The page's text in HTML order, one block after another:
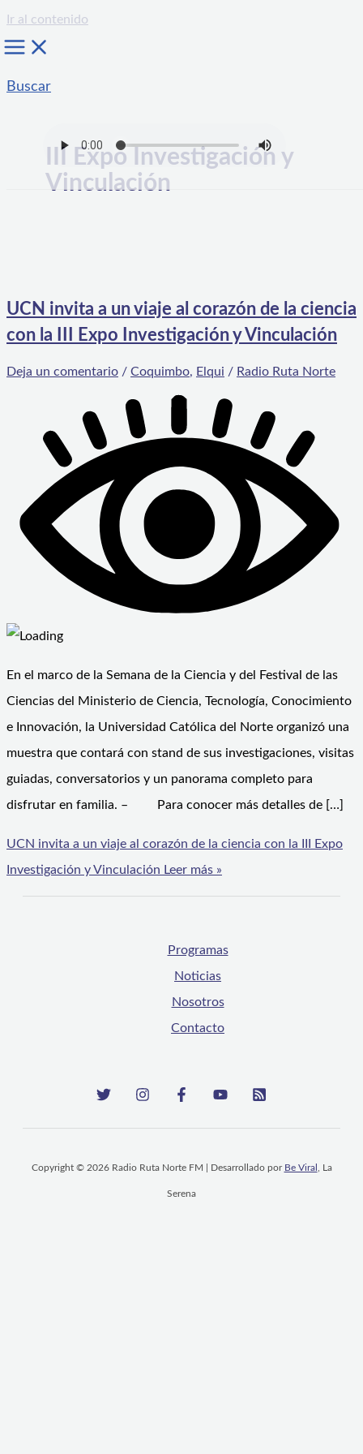
Ir al contenido
Buscar
III Expo Investigación y
Vinculación
UCN invita a un viaje al corazón de la ciencia
con la III Expo Investigación y Vinculación
Deja un comentario / Coquimbo, Elqui / Radio Ruta Norte
En el marco de la Semana de la Ciencia y del Festival de las
Ciencias del Ministerio de Ciencia, Tecnología, Conocimiento
e Innovación, la Universidad Católica del Norte organizó una
muestra que contará con stand de sus investigaciones, visitas
guiadas, conversatorios y un panorama completo para
disfrutar en familia. – Para conocer más detalles de […]
UCN invita a un viaje al corazón de la ciencia con la III Expo
Investigación y Vinculación Leer más »
Programas
Noticias
Nosotros
Contacto
Copyright © 2026 Radio Ruta Norte FM | Desarrollado por Be Viral , La
Serena